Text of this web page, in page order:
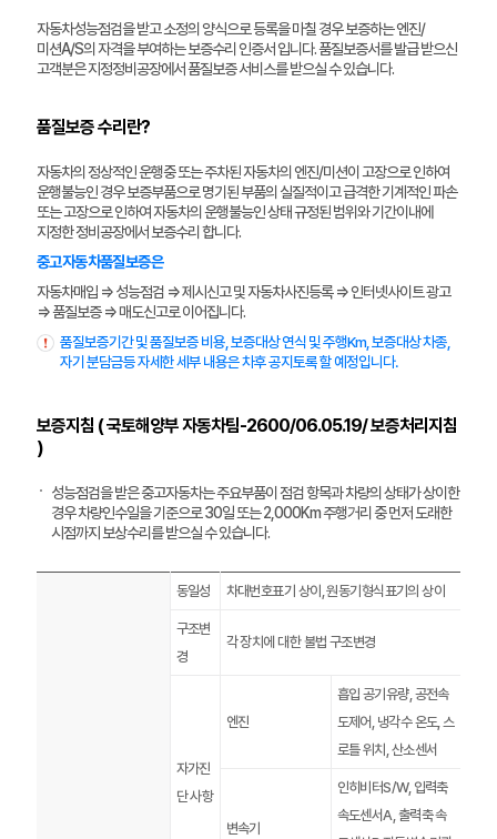
자동차성능점검을 받고 소정의 양식으로 등록을 마칠 경우 보증하는 엔진/
미션A/S의 자격을 부여하는 보증수리 인증서 입니다. 품질보증서를 발급 받으신
고객분은 지정정비공장에서 품질보증 서비스를 받으실 수 있습니다.
품질보증 수리란?
자동차의 정상적인 운행중 또는 주차된 자동차의 엔진/미션이 고장으로 인하여
운행불능인 경우 보증부품으로 명기된 부품의 실질적이고 급격한 기계적인 파손
또는 고장으로 인하여 자동차의 운행불능인 상태 규정된 범위와 기간이내에
지정한 정비공장에서 보증수리 합니다.
중고자동차품질보증은
자동차매입 ⇒ 성능점검 ⇒ 제시신고 및 자동차사진등록 ⇒ 인터넷사이트 광고
⇒ 품질보증 ⇒ 매도신고로 이어집니다.
품질보증기간 및 품질보증 비용, 보증대상 연식 및 주행Km, 보증대상 차종,
자기 분담금등 자세한 세부 내용은 차후 공지토록 할 예정입니다.
보증지침 ( 국토해양부 자동차팀-2600/06.05.19/ 보증처리지침
)
성능점검을 받은 중고자동차는 주요부품이 점검 항목과 차량의 상태가 상이한
경우 차량인수일을 기준으로 30일 또는 2,000Km 주행거리 중 먼저 도래한
시점까지 보상수리를 받으실 수 있습니다.
동일성 차대번호표기 상이, 원동기형식표기의 상이
구조변
경
각 장치에 대한 불법 구조변경
자가진
단 사항
엔진
흡입 공기유량, 공전속
도제어, 냉각수 온도, 스
로틀 위치, 산소센서
변속기
인히비터S/W, 입력축
속도센서A, 출력축 속